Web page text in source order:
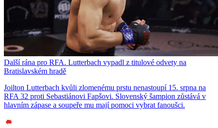
Další rána pro RFA. Lutterbach vypadl z titulové odvety na
Bratislavském hradě
Joilton Lutterbach kvůli zlomenému prstu nenastoupí 15. srpna na
RFA 32 proti Sebastiánovi Fapšovi. Slovenský šampion zůstává v
hlavním zápase a soupeře mu mají pomoci vybrat fanoušci.